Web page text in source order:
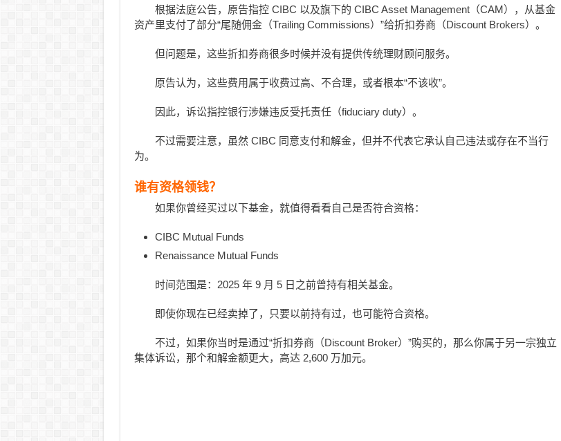
根据法庭公告，原告指控 CIBC 以及旗下的 CIBC Asset Management（CAM），从基金
资产里支付了部分“尾随佣金（Trailing Commissions）”给折扣券商（Discount Brokers）。
但问题是，这些折扣券商很多时候并没有提供传统理财顾问服务。
原告认为，这些费用属于收费过高、不合理，或者根本“不该收”。
因此，诉讼指控银行涉嫌违反受托责任（fiduciary duty）。
不过需要注意，虽然 CIBC 同意支付和解金，但并不代表它承认自己违法或存在不当行
为。
谁有资格领钱？
如果你曾经买过以下基金，就值得看看自己是否符合资格：
CIBC Mutual Funds
Renaissance Mutual Funds
时间范围是：2025 年 9 月 5 日之前曾持有相关基金。
即使你现在已经卖掉了，只要以前持有过，也可能符合资格。
不过，如果你当时是通过“折扣券商（Discount Broker）”购买的，那么你属于另一宗独立
集体诉讼，那个和解金额更大，高达 2,600 万加元。